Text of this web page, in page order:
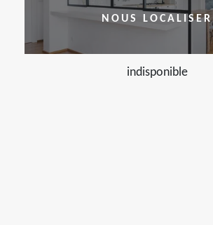
NOUS LOCALISER
indisponible